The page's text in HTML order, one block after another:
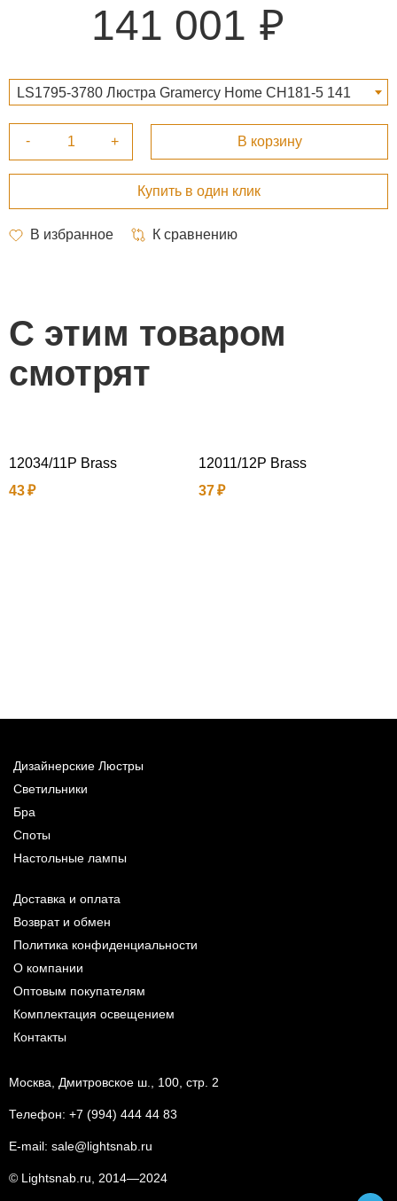
141 001
LS1795-3780 Люстра Gramercy Home CH181-5 141
С этим товаром
смотрят
12034/11P Brass
43
12011/12P Brass
37
Дизайнерские Люстры
Светильники
Бра
Споты
Настольные лампы
Доставка и оплата
Возврат и обмен
Политика конфиденциальности
О компании
Оптовым покупателям
Комплектация освещением
Контакты
Москва, Дмитровское ш., 100, стр. 2
Телефон: +7 (994) 444 44 83
E-mail: sale@lightsnab.ru
© Lightsnab.ru, 2014—2024